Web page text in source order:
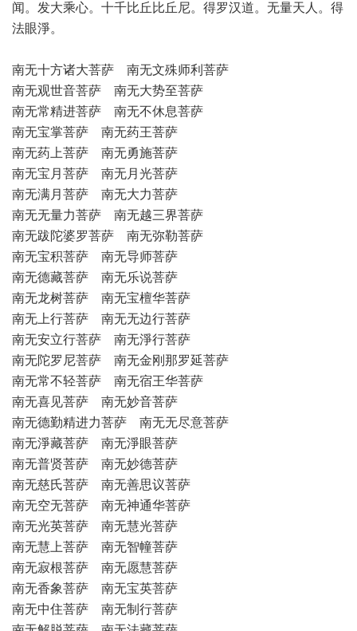
闻。发大乘心。十千比丘比丘尼。得罗汉道。无量天人。得
法眼淨。
南无十方诸大菩萨 南无文殊师利菩萨
南无观世音菩萨 南无大势至菩萨
南无常精进菩萨 南无不休息菩萨
南无宝掌菩萨 南无药王菩萨
南无药上菩萨 南无勇施菩萨
南无宝月菩萨 南无月光菩萨
南无满月菩萨 南无大力菩萨
南无无量力菩萨 南无越三界菩萨
南无跋陀婆罗菩萨 南无弥勒菩萨
南无宝积菩萨 南无导师菩萨
南无德藏菩萨 南无乐说菩萨
南无龙树菩萨 南无宝檀华菩萨
南无上行菩萨 南无无边行菩萨
南无安立行菩萨 南无淨行菩萨
南无陀罗尼菩萨 南无金刚那罗延菩萨
南无常不轻菩萨 南无宿王华菩萨
南无喜见菩萨 南无妙音菩萨
南无德勤精进力菩萨 南无无尽意菩萨
南无淨藏菩萨 南无淨眼菩萨
南无普贤菩萨 南无妙德菩萨
南无慈氏菩萨 南无善思议菩萨
南无空无菩萨 南无神通华菩萨
南无光英菩萨 南无慧光菩萨
南无慧上菩萨 南无智幢菩萨
南无寂根菩萨 南无愿慧菩萨
南无香象菩萨 南无宝英菩萨
南无中住菩萨 南无制行菩萨